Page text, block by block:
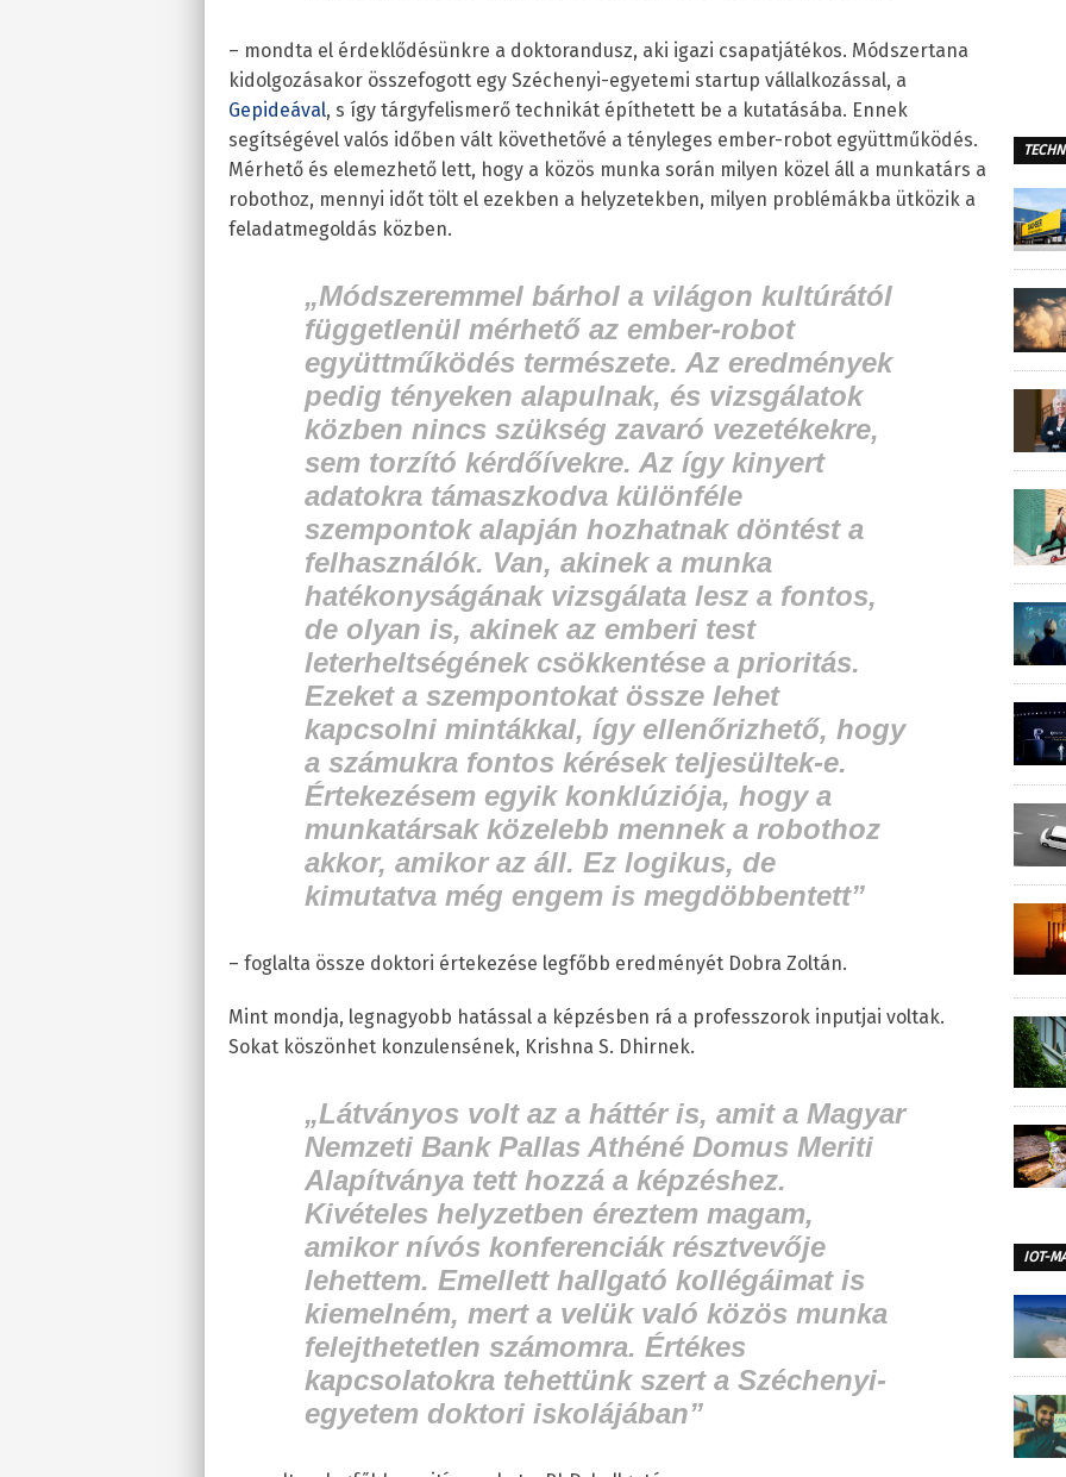
– mondta el érdeklődésünkre a doktorandusz, aki igazi csapatjátékos. Módszertana
kidolgozásakor összefogott egy Széchenyi-egyetemi startup vállalkozással, a
Gepideával, s így tárgyfelismerő technikát építhetett be a kutatásába. Ennek
segítségével valós időben vált követhetővé a tényleges ember-robot együttműködés.
Mérhető és elemezhető lett, hogy a közös munka során milyen közel áll a munkatárs a
robothoz, mennyi időt tölt el ezekben a helyzetekben, milyen problémákba ütközik a
feladatmegoldás közben.
„Módszeremmel bárhol a világon kultúrától
függetlenül mérhető az ember-robot
együttműködés természete. Az eredmények
pedig tényeken alapulnak, és vizsgálatok
közben nincs szükség zavaró vezetékekre,
sem torzító kérdőívekre. Az így kinyert
adatokra támaszkodva különféle
szempontok alapján hozhatnak döntést a
felhasználók. Van, akinek a munka
hatékonyságának vizsgálata lesz a fontos,
de olyan is, akinek az emberi test
leterheltségének csökkentése a prioritás.
Ezeket a szempontokat össze lehet
kapcsolni mintákkal, így ellenőrizhető, hogy
a számukra fontos kérések teljesültek-e.
Értekezésem egyik konklúziója, hogy a
munkatársak közelebb mennek a robothoz
akkor, amikor az áll. Ez logikus, de
kimutatva még engem is megdöbbentett”
– foglalta össze doktori értekezése legfőbb eredményét Dobra Zoltán.
Mint mondja, legnagyobb hatással a képzésben rá a professzorok inputjai voltak.
Sokat köszönhet konzulensének, Krishna S. Dhirnek.
„Látványos volt az a háttér is, amit a Magyar
Nemzeti Bank Pallas Athéné Domus Meriti
Alapítványa tett hozzá a képzéshez.
Kivételes helyzetben éreztem magam,
amikor nívós konferenciák résztvevője
lehettem. Emellett hallgató kollégáimat is
kiemelném, mert a velük való közös munka
felejthetetlen számomra. Értékes
kapcsolatokra tehettünk szert a Széchenyi-
egyetem doktori iskolájában”
IOT-